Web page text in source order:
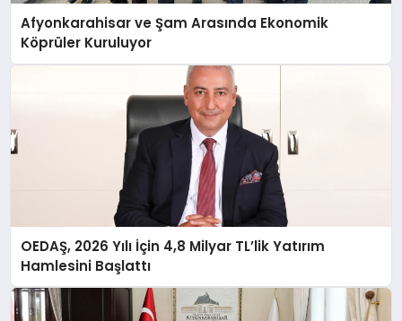
Afyonkarahisar ve Şam Arasında Ekonomik
Köprüler Kuruluyor
OEDAŞ, 2026 Yılı İçin 4,8 Milyar TL’lik Yatırım
Hamlesini Başlattı